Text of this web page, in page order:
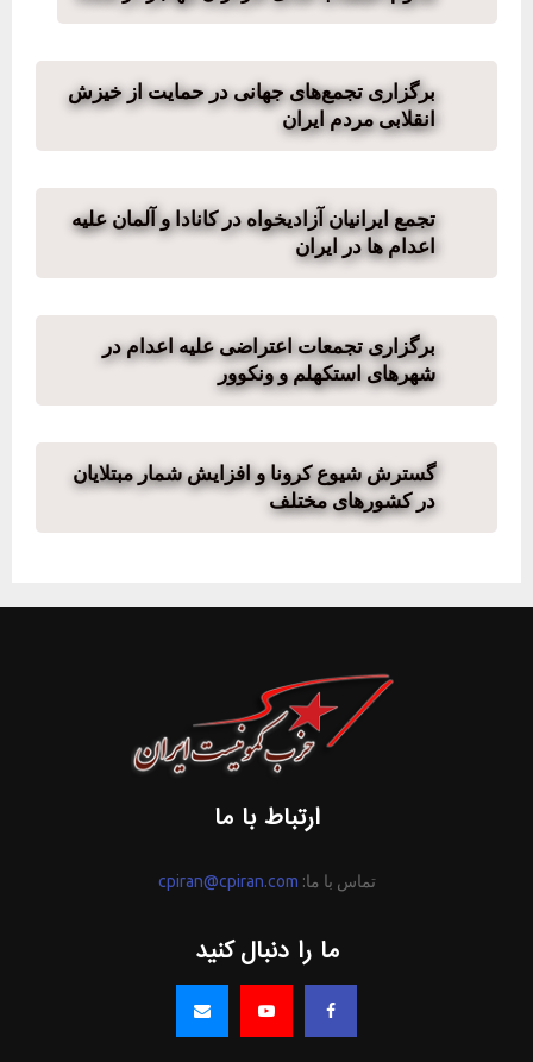
برگزاری تجمع‌های جهانی در حمایت از خیزش
انقلابی مردم ایران
تجمع ایرانیان آزادیخواه در کانادا و آلمان علیه
اعدام ها در ایران
برگزاری تجمعات اعتراضی علیه اعدام در
شهرهای استکهلم و ونکوور
گسترش شیوع کرونا و افزایش شمار مبتلایان
در کشورهای مختلف
ارتباط با ما
تماس با ما: cpiran@cpiran.com
ما را دنبال کنید